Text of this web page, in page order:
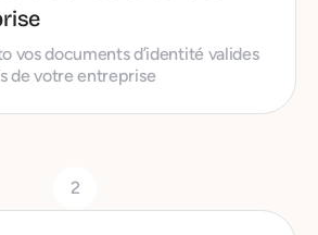
vos documents d’identité valides
de votre entreprise
2